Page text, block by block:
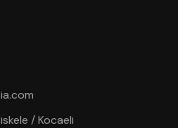
/ Kocaeli